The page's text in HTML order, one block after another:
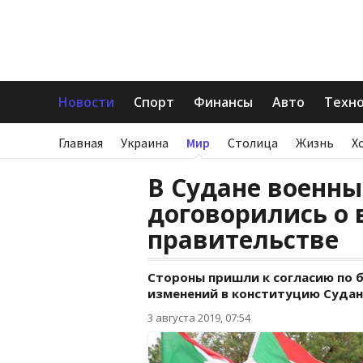
Новости Спорт Финансы Авто
Главная Украина Мир Столица Жизнь
В Судане
договорились
правительстве
Cтороны пришли к согласию по
изменений в конституцию
3 августа 2019, 07:54